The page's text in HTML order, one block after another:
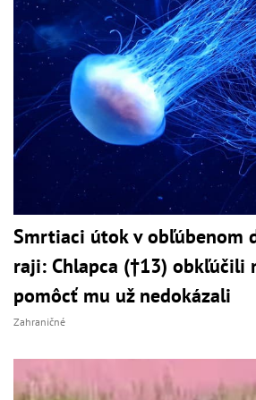
Smrtiaci útok v obľúbenom
raji: Chlapca (†13) obkľúčili
pomôcť mu už nedokázali
Zahraničné